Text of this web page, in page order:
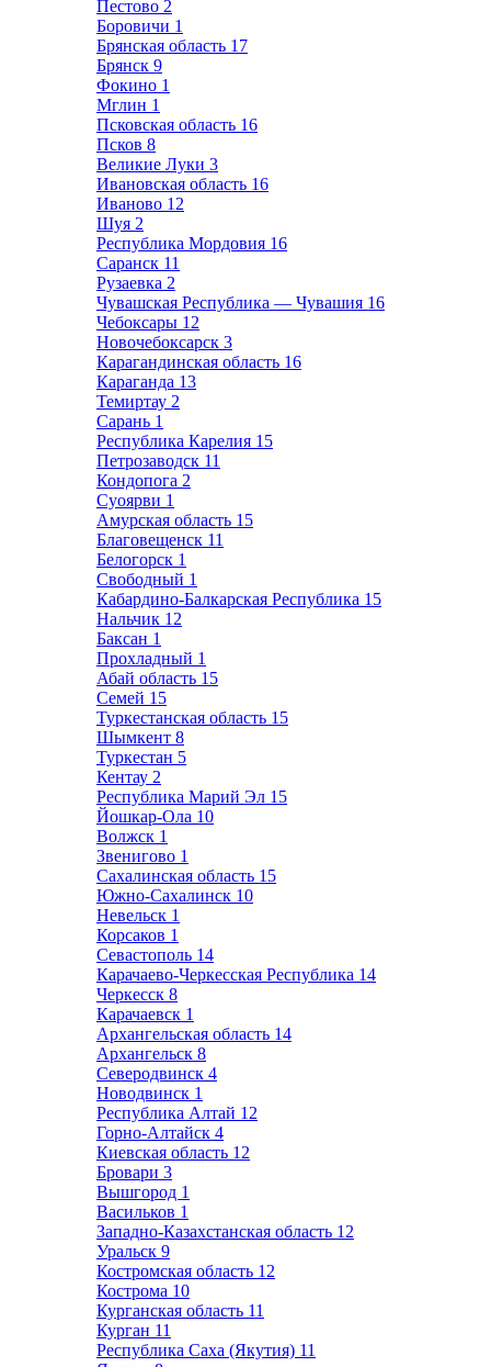
Пестово 2
Боровичи 1
Брянская область 17
Брянск 9
Фокино 1
Мглин 1
Псковская область 16
Псков 8
Великие Луки 3
Ивановская область 16
Иваново 12
Шуя 2
Республика Мордовия 16
Саранск 11
Рузаевка 2
Чувашская Республика — Чувашия 16
Чебоксары 12
Новочебоксарск 3
Карагандинская область 16
Караганда 13
Темиртау 2
Сарань 1
Республика Карелия 15
Петрозаводск 11
Кондопога 2
Суоярви 1
Амурская область 15
Благовещенск 11
Белогорск 1
Свободный 1
Кабардино-Балкарская Республика 15
Нальчик 12
Баксан 1
Прохладный 1
Абай область 15
Семей 15
Туркестанская область 15
Шымкент 8
Туркестан 5
Кентау 2
Республика Марий Эл 15
Йошкар-Ола 10
Волжск 1
Звенигово 1
Сахалинская область 15
Южно-Сахалинск 10
Невельск 1
Корсаков 1
Севастополь 14
Карачаево-Черкесская Республика 14
Черкесск 8
Карачаевск 1
Архангельская область 14
Архангельск 8
Северодвинск 4
Новодвинск 1
Республика Алтай 12
Горно-Алтайск 4
Киевская область 12
Бровари 3
Вышгород 1
Васильков 1
Западно-Казахстанская область 12
Уральск 9
Костромская область 12
Кострома 10
Курганская область 11
Курган 11
Республика Саха (Якутия) 11